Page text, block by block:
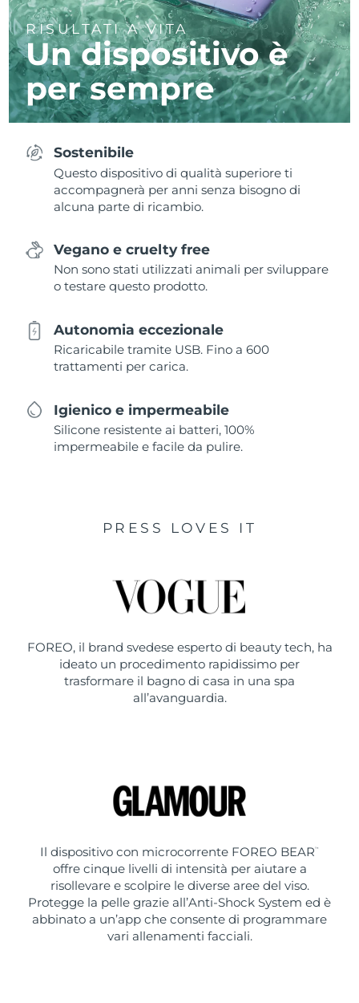
RISULTATI A VITA
Un dispositivo è
per sempre
Sostenibile
Questo dispositivo di qualità superiore ti
accompagnerà per anni senza bisogno di
alcuna parte di ricambio.
Vegano e cruelty free
Non sono stati utilizzati animali per sviluppare
o testare questo prodotto.
Autonomia eccezionale
Ricaricabile tramite USB. Fino a 600
trattamenti per carica.
Igienico e impermeabile
Silicone resistente ai batteri, 100%
impermeabile e facile da pulire.
PRESS LOVES IT
FOREO, il brand svedese esperto di beauty tech, ha
ideato un procedimento rapidissimo per
trasformare il bagno di casa in una spa
all’avanguardia.
Il dispositivo con microcorrente FOREO BEAR ™
offre cinque livelli di intensità per aiutare a
risollevare e scolpire le diverse aree del viso.
Protegge la pelle grazie all’Anti-Shock System ed è
abbinato a un’app che consente di programmare
vari allenamenti facciali.